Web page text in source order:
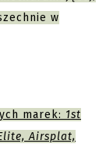
w
marek: 1st
Airsplat,